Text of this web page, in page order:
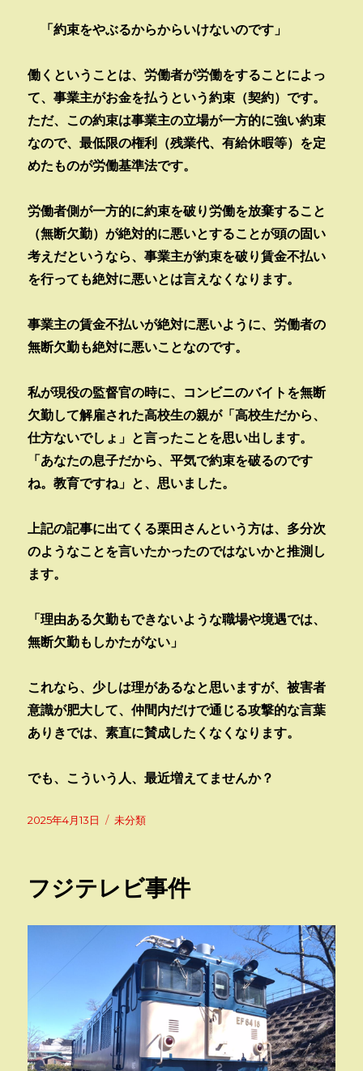
「約束をやぶるからからいけないのです」
働くということは、労働者が労働をすることによっ
て、事業主がお金を払うという約束（契約）です。
ただ、この約束は事業主の立場が一方的に強い約束
なので、最低限の権利（残業代、有給休暇等）を定
めたものが労働基準法です。
労働者側が一方的に約束を破り労働を放棄すること
（無断欠勤）が絶対的に悪いとすることが頭の固い
考えだというなら、事業主が約束を破り賃金不払い
を行っても絶対に悪いとは言えなくなります。
事業主の賃金不払いが絶対に悪いように、労働者の
無断欠勤も絶対に悪いことなのです。
私が現役の監督官の時に、コンビニのバイトを無断
欠勤して解雇された高校生の親が「高校生だから、
仕方ないでしょ」と言ったことを思い出します。
「あなたの息子だから、平気で約束を破るのです
ね。教育ですね」と、思いました。
上記の記事に出てくる栗田さんという方は、多分次
のようなことを言いたかったのではないかと推測し
ます。
「理由ある欠勤もできないような職場や境遇では、
無断欠勤もしかたがない」
これなら、少しは理があるなと思いますが、被害者
意識が肥大して、仲間内だけで通じる攻撃的な言葉
ありきでは、素直に賛成したくなくなります。
でも、こういう人、最近増えてませんか？
投
2025年4月13日
カ
ー
未分類
フジテレビ事件